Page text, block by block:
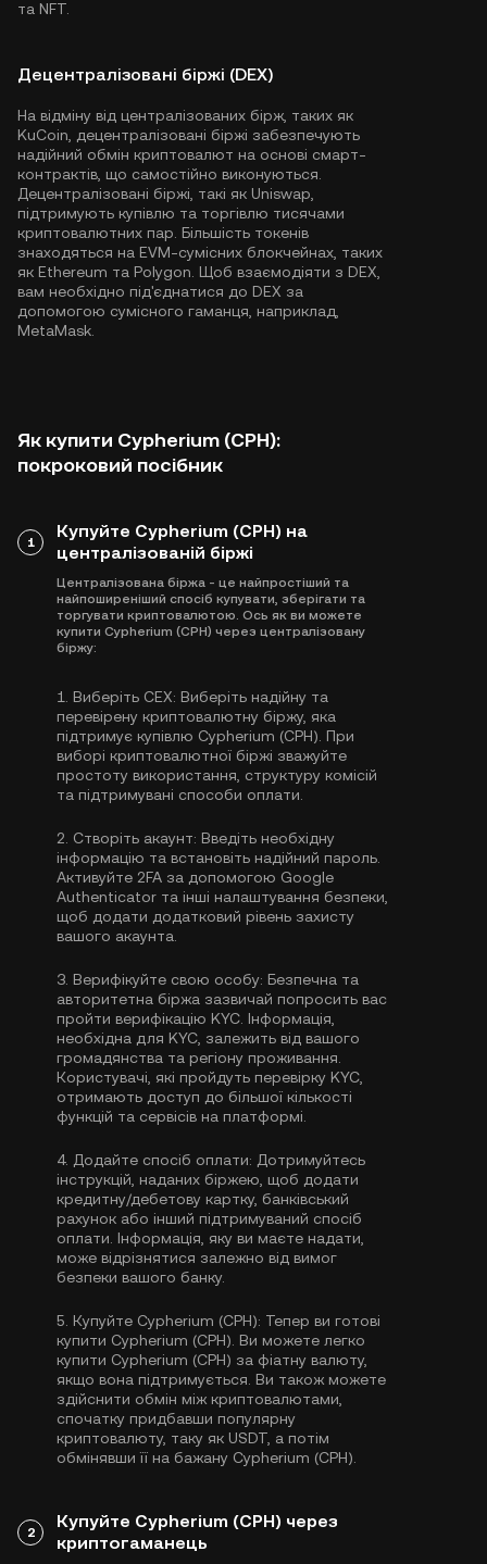
та NFT.
Децентралізовані біржі (DEX)
На відміну від централізованих бірж, таких як
KuCoin, децентралізовані біржі забезпечують
надійний обмін криптовалют на основі смарт-
контрактів, що самостійно виконуються.
Децентралізовані біржі, такі як Uniswap,
підтримують купівлю та торгівлю тисячами
криптовалютних пар. Більшість токенів
знаходяться на EVM-сумісних блокчейнах, таких
як Ethereum та Polygon . Щоб взаємодіяти з DEX,
вам необхідно під'єднатися до DEX за
допомогою сумісного гаманця, наприклад,
MetaMask.
Як купити Cypherium (CPH):
покроковий посібник
1
Купуйте Cypherium (CPH) на
централізованій біржі
Централізована біржа - це найпростіший та
найпоширеніший спосіб купувати, зберігати та
торгувати криптовалютою. Ось як ви можете
купити Cypherium (CPH) через централізовану
біржу:
1. Виберіть CEX: Виберіть надійну та
перевірену криптовалютну біржу, яка
підтримує купівлю Cypherium (CPH). При
виборі криптовалютної біржі зважуйте
простоту використання, структуру комісій
та підтримувані способи оплати.
2. Створіть акаунт: Введіть необхідну
інформацію та встановіть надійний пароль.
Активуйте 2FA за допомогою Google
Authenticator та інші налаштування безпеки,
щоб додати додатковий рівень захисту
вашого акаунта.
3. Верифікуйте свою особу: Безпечна та
авторитетна біржа зазвичай попросить вас
пройти верифікацію KYC . Інформація,
необхідна для KYC, залежить від вашого
громадянства та регіону проживання.
Користувачі, які пройдуть перевірку KYC,
отримають доступ до більшої кількості
функцій та сервісів на платформі.
4. Додайте спосіб оплати: Дотримуйтесь
інструкцій, наданих біржею, щоб додати
кредитну/дебетову картку, банківський
рахунок або інший підтримуваний спосіб
оплати. Інформація, яку ви маєте надати,
може відрізнятися залежно від вимог
безпеки вашого банку.
5. Купуйте Cypherium (CPH): Тепер ви готові
купити Cypherium (CPH). Ви можете легко
купити Cypherium (CPH) за фіатну валюту,
якщо вона підтримується. Ви також можете
здійснити обмін між криптовалютами,
спочатку придбавши популярну
криптовалюту, таку як USDT , а потім
обмінявши її на бажану Cypherium (CPH).
2
Купуйте Cypherium (CPH) через
криптогаманець